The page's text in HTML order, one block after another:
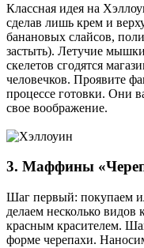
Классная идея на
сделав лишь крем и
банановых слайсов,
застыть). Летучие
скелетов сгодятся
человечков. Проявите
процессе готовки. Они
свое воображение.
3. Маффины
Шаг первый: покупаем
делаем несколько
красным красителем.
форме черепахи.